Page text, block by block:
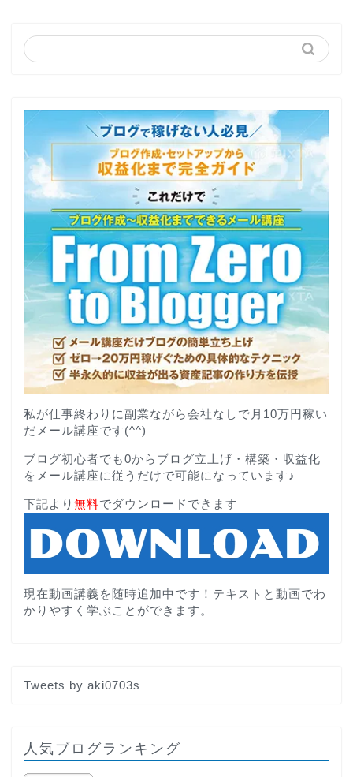
私が仕事終わりに副業ながら会社なしで月10万円稼い
だメール講座です(^^)
ブログ初心者でも0からブログ立上げ・構築・収益化
をメール講座に従うだけで可能になっています♪
下記より 無料でダウンロードできます
現在動画講義を随時追加中です！テキストと動画でわ
かりやすく学ぶことができます。
Tweets by aki0703s
人気ブログランキング